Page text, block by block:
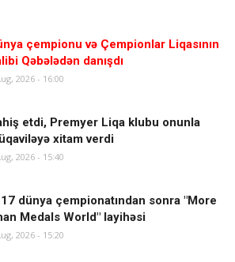
çempionu və Çempionlar Liqasının
Qəbələdən danışdı
2026 - 16:00
etdi, Premyer Liqa klubu onunla
xitam verdi
2026 - 15:40
dünya çempionatından sonra "More
Medals World" layihəsi
2026 - 15:20